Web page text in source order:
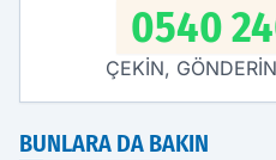
0540
ÇEKİN,
BUNLARA DA BAKIN